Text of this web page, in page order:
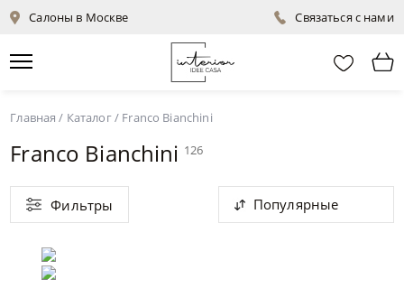
Салоны в Москве Связаться с нами
Главная / Каталог/ Franco Bianchini
Franco Bianchini 126
Фильтры Популярные